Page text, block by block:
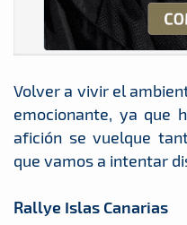
Volver a vivir el
emocionante, ya que
afición se vuelque
que vamos a intentar
Rallye Islas Canarias